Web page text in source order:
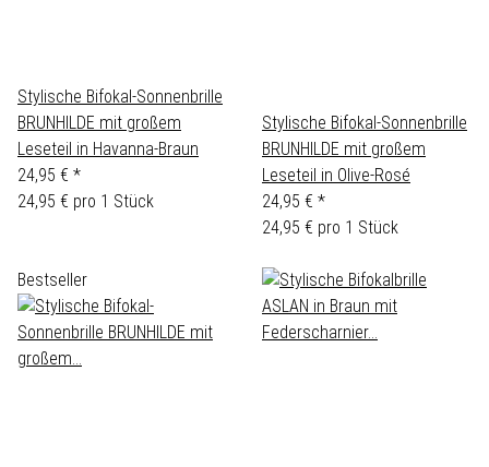
Stylische Bifokal-Sonnenbrille
BRUNHILDE mit großem
Leseteil in Havanna-Braun
24,95 € *
24,95 € pro 1 Stück
Stylische Bifokal-Sonnenbrille
BRUNHILDE mit großem
Leseteil in Olive-Rosé
24,95 € *
24,95 € pro 1 Stück
Bestseller